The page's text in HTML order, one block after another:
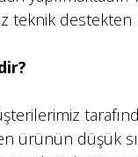
teknik
ürünün düşük